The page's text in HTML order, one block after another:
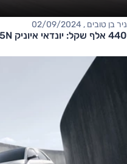
ניר בן טובים , 02/09/2024
440 אלף שקל: יונדאי איוניק 5N בישראל